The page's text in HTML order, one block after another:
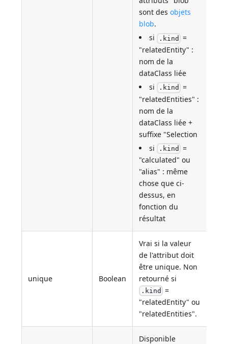
sont desobjets
blob.
si .kind =
"relatedEntity" :
nom de la
dataClass liée
si .kind =
"relatedEntities" :
nom de la
dataClass liée +
suffixe "Selection
si .kind =
"calculated" ou
"alias" : même
chose que ci-
dessus, en
fonction du
résultat
unique Boolean
Vrai si la valeur
de l'attribut doit
être unique. Non
retourné si
.kind =
"relatedEntity" ou
"relatedEntities".
Disponible